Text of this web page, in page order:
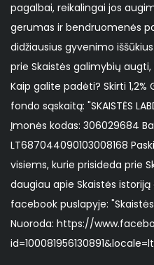
pagalbai, reikalingai jos
gerumas ir bendruomenės
didžiausius gyvenimo
prie Skaistės galimybių
Kaip galite padėti? Skirti
fondo sąskaitą: "SKAISTĖS
Įmonės kodas: 306029684
LT687044090103008168
visiems, kurie prisideda prie
daugiau apie Skaistės
facebook puslapyje:
Nuoroda: https://